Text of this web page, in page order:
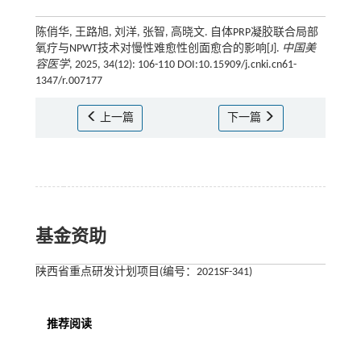
陈俏华, 王路旭, 刘洋, 张智, 高晓文. 自体PRP凝胶联合局部
氧疗与NPWT技术对慢性难愈性创面愈合的影响[J]. 中国美
容医学, 2025, 34(12): 106-110 DOI:10.15909/j.cnki.cn61-
1347/r.007177
上一篇 下一篇
基金资助
陕西省重点研发计划项目(编号：2021SF-341)